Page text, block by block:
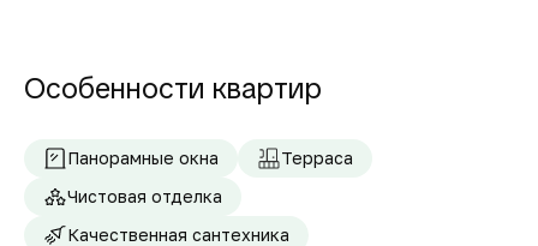
Особенности квартир
Панорамные окна
Терраса
Чистовая отделка
Качественная сантехника